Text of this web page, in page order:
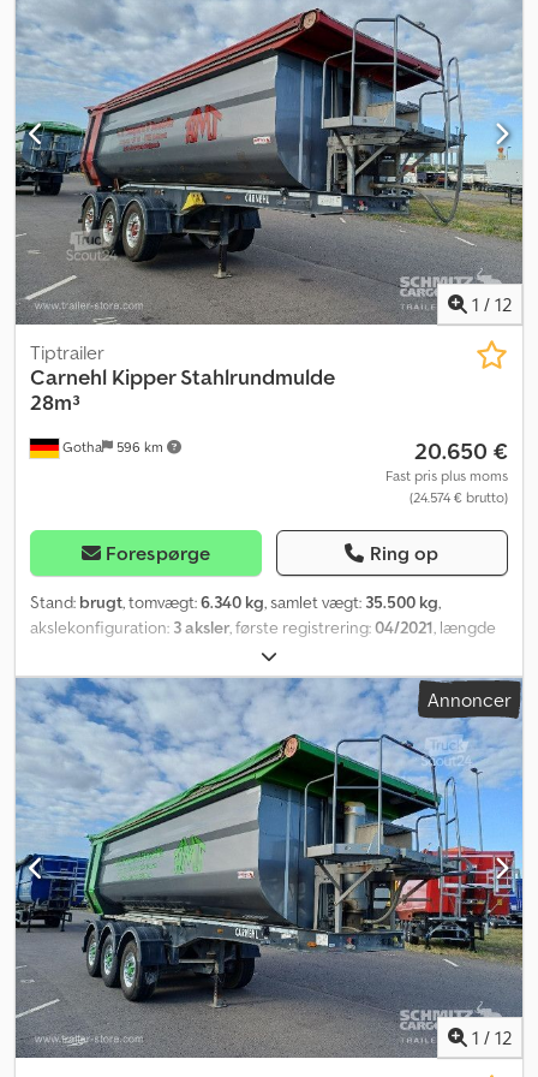
tilladt totalvægt: 35.500 kg, lastrum (L B H): 8.200 mm x 2.300 mm x
1.900 mm. Dækstørrelse: 385/65 R22.5, lastrumsvolumen: 35 m³, 1.
aksel: , 2. aksel: , 3. aksel: , luftaffjedring, klapbar
underrammebeskyttelse, løfteaksel foran, elektronisk
bremsesystem (EBS), værktøjskasse, pendelklap (liggende),
tagpresenning med rulle, platform, tilslutningsstik 1x15-polet,
alufælge. Se hele vores udbud af køretøjer på . Ønsker du
finansiering? Med vores Value Added Service tilbyder vi dig
individuelle finansieringsmuligheder, fuld service- og
telematikløsninger. Vi rådgiver dig gerne. Credjyg Ucxepfx Aqgef
1 / 12
Gotha 596 km
Tiptrailer
Carnehl Kipper Stahlrundmulde
28m³
20.650 €
Fast pris plus moms
(24.574 € brutto)
Forespørge Ring op
Stand: brugt, tomvægt:6.340 kg, samlet vægt: 35.500 kg,
akslekonfiguration: 3 aksler, første registrering:04/2021, længde
, læsningsbredde:
1.770 mm, lastepladsvolumen:28 m³, affjedring:luft, dækstørrelse:
385/65 R22,5, farve: grå , Produktionsår: 2021
, kilometerstand:
451.820 km, Udstyr:
, Egenvægt: 6340 kg, tilladt totalvægt:
35500 kg, lastrum (L B H): 7.000 mm x 2.340 mm x 1.770 mm,
dækstørrelse: 385/65 R22.5, lastrumvolumen: 28 m³, 1. aksel: , 2.
aksel: , 3. aksel: , luftaffjedring, påkørselsbeskyttelse, der kan
klappes ned, løfteaksel foran, elektronisk bremsesystem (EBS),
hængende bagklap, skydetag, platform, tilslutningsstik 1x15 og
2x7-polet, letmetalfælge. Du finder vores komplette udvalg af
køretøjer på . Ønsker du finansiering? Med vores værdiskabende
service tilbyder vi dig individuelle finansieringsmuligheder samt
fuldservice- og telematikydelser. Vi rådgiver dig gerne.
Cjdpfxjznrdzj Aqgerf
Annoncer
1 / 12